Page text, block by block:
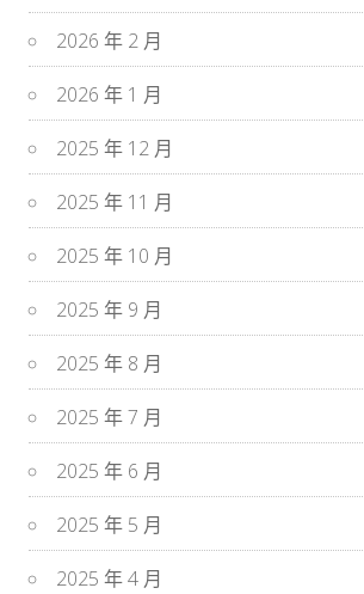
2026 年 2 月
2026 年 1 月
2025 年 12 月
2025 年 11 月
2025 年 10 月
2025 年 9 月
2025 年 8 月
2025 年 7 月
2025 年 6 月
2025 年 5 月
2025 年 4 月